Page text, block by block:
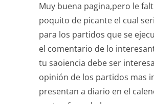
Muy buena pagina,pero le
poquito de picante el cual
para los partidos que se
el comentario de lo
tu saoiencia debe ser
opinión de los partidos mas
presentan a diario en el